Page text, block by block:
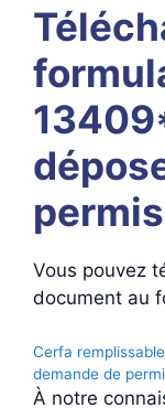
Vous pouvez
document au
Cerfa
demande de
À notre